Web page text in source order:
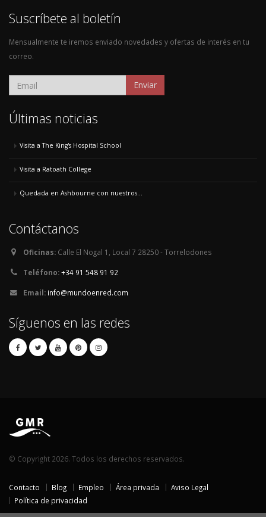
Suscríbete al boletín
Mensualmente te iremos enviado novedades y ofertas de interés en tu
correo.
Enviar
Últimas noticias
Visita a The King's Hospital School
Visita a Ratoath College
Quedada en Ashbourne con nuestros...
Contáctanos
Oficinas: Calle El Nogal 1, Local 7 28250 - Torrelodones
Teléfono:+34 91 548 91 92
Email: info@mundoenred.com
Síguenos en las redes
© Copyright 2026. Todos los derechos reservados.
Contacto Blog Empleo Área privada
Aviso Legal
Política de privacidad